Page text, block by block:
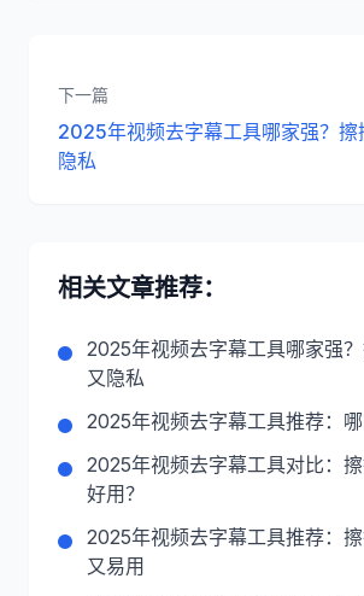
下一篇
2025年视频去字幕工具哪家强？擦
隐私
相关文章推荐：
2025年视频去字幕工具哪家强
又隐私
2025年视频去字幕工具推荐：哪
2025年视频去字幕工具对比：
好用？
2025年视频去字幕工具推荐：
又易用